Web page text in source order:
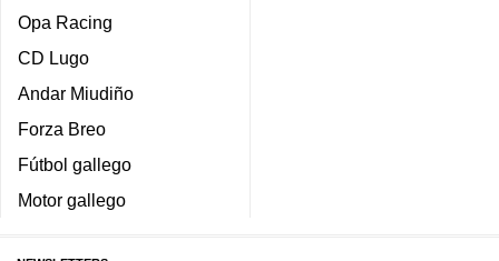
Opa Racing
CD Lugo
Andar Miudiño
Forza Breo
Fútbol gallego
Motor gallego